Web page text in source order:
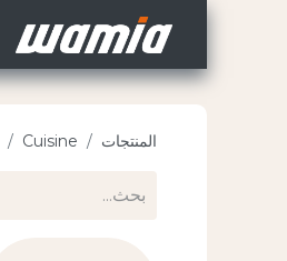
المنتجات Cuisine